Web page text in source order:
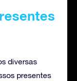
diversas
presentes